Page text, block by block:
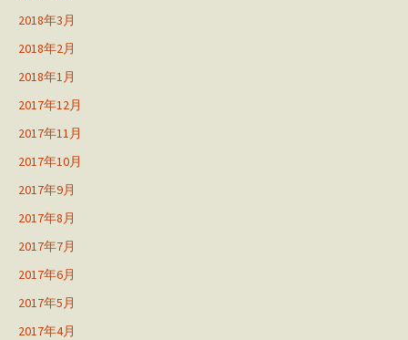
2018年3月
2018年2月
2018年1月
2017年12月
2017年11月
2017年10月
2017年9月
2017年8月
2017年7月
2017年6月
2017年5月
2017年4月